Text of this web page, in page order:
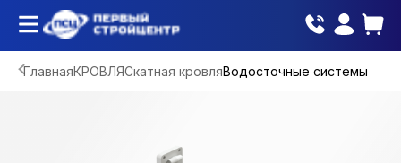
ГлавнаяКРОВЛЯСкатная кровляВодосточные системы